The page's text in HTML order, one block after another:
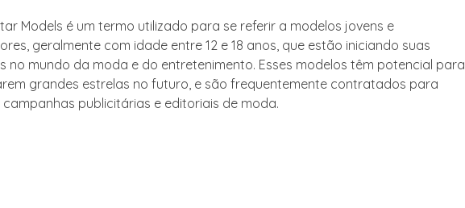
Models é um termo utilizado para se referir a modelos jovens e
geralmente com idade entre 12 e 18 anos, que estão iniciando suas
no mundo da moda e do entretenimento. Esses modelos têm potencial para
grandes estrelas no futuro, e são frequentemente contratados para
campanhas publicitárias e editoriais de moda.